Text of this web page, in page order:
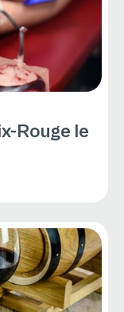
Rouge le